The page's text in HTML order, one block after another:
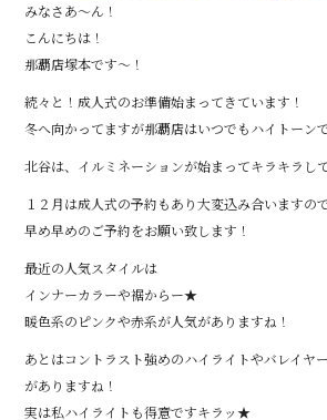
みなさあ～ん！
こんにちは！
那覇店塚本です～！
続々と！成人式のお準備始まってきています！
冬へ向かってますが那覇店はいつでもハイトーン
北谷は、イルミネーションが始まってキラキラし
１２月は成人式の予約もあり大変込み合いますの
早め早めのご予約をお願い致します！
最近の人気スタイルは
インナーカラーや裾からー★
暖色系のピンクや赤系が人気がありますね！
あとはコントラスト強めのハイライトやバレイヤ
がありますね！
実は私ハイライトも得意ですキラッ★